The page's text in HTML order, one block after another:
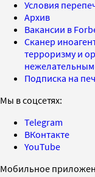
Условия
Архив
Вакансии в
Сканер
терроризму и
Подписка на
Мы в соцсетях:
Telegram
ВКонтакте
YouTube
Мобильное